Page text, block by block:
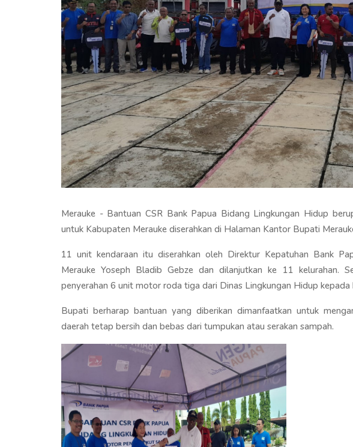
Merauke - Bantuan CSR Bank Papua Bidang Lingkungan Hidup
untuk Kabupaten Merauke diserahkan di Halaman Kantor Bupati
11 unit kendaraan itu diserahkan oleh Direktur Kepatuhan Bank
Merauke Yoseph Bladib Gebze dan dilanjutkan ke 11 kelurahan.
penyerahan 6 unit motor roda tiga dari Dinas Lingkungan Hidup
Bupati berharap bantuan yang diberikan dimanfaatkan untuk
daerah tetap bersih dan bebas dari tumpukan atau serakan sampah.